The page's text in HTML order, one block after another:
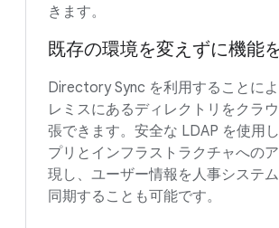
きます。
既存の環境を変えずに機能
Directory Sync を利用することに
レミスにあるディレクトリをクラ
張できます。安全な LDAP を使用
プリとインフラストラクチャへの
現し、ユーザー情報を人事システ
同期することも可能です。